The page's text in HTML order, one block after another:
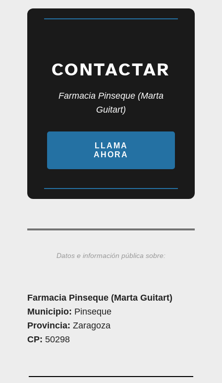
CONTACTAR
Farmacia Pinseque (Marta
Guitart)
LLAMA
AHORA
Datos e información pública sobre:
Farmacia Pinseque (Marta Guitart)
Municipio: Pinseque
Provincia: Zaragoza
CP: 50298